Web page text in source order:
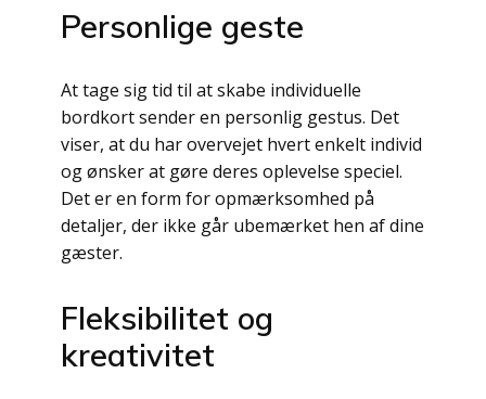
Personlige geste
At tage sig tid til at skabe individuelle
bordkort sender en personlig gestus. Det
viser, at du har overvejet hvert enkelt individ
og ønsker at gøre deres oplevelse speciel.
Det er en form for opmærksomhed på
detaljer, der ikke går ubemærket hen af dine
gæster.
Fleksibilitet og
kreativitet